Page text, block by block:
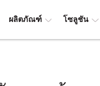
ผลิตภัณฑ์ โซลูชัน